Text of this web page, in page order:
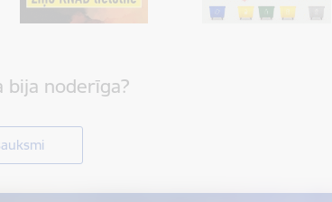
bija noderīga?